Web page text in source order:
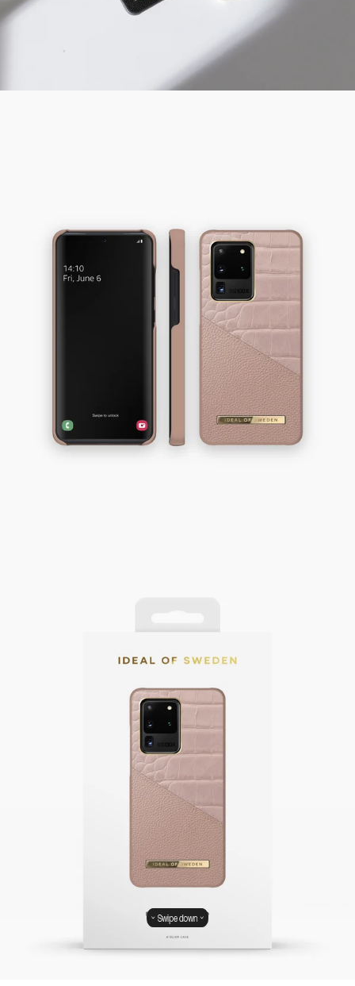
Swipe down